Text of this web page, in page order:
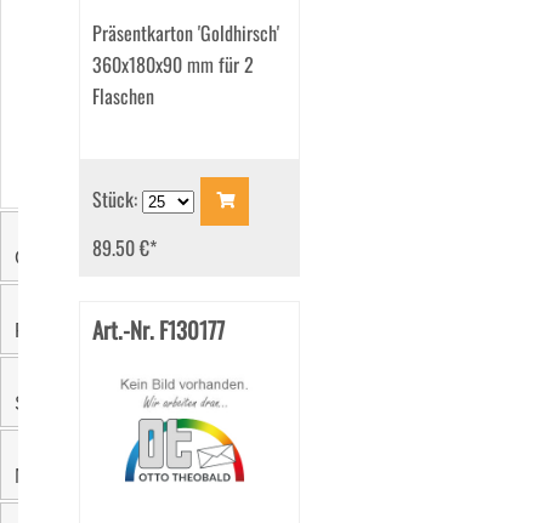
Faltschachteln
Füllmaterial
SizzlePak
Präsentkarton
Größe
Farbe
Sichtfenster
Material
Präsentkarton 'Goldhirsch'
360x180x90 mm für 2
Flaschen
Stück:
89.50 €*
Art.-Nr. F130177